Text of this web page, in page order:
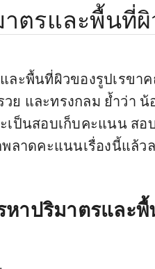
ตรและพื้นที่
ละพื้นที่ผิวของรูปเรข
ย และทรงกลม ย้ำว่า
ป็นสอบเก็บคะแนน สอ
พลาดคะแนนเรื่องนี้แล้ว
หาปริมาตรและ